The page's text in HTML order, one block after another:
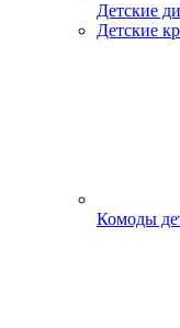
Детские
Детские
Комоды